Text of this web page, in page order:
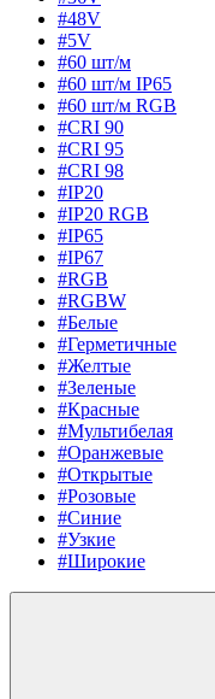
#48V
#5V
#60 шт/м
#60 шт/м IP65
#60 шт/м RGB
#CRI 90
#CRI 95
#CRI 98
#IP20
#IP20 RGB
#IP65
#IP67
#RGB
#RGBW
#Белые
#Герметичные
#Желтые
#Зеленые
#Красные
#Мультибелая
#Оранжевые
#Открытые
#Розовые
#Синие
#Узкие
#Широкие